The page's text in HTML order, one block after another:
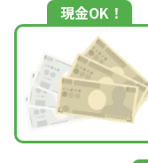
現金OK！